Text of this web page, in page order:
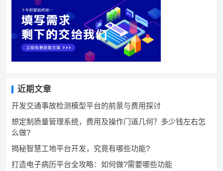
近期文章
开发交通事故检测模型平台的前景与费用探讨
想定制质量管理系统，费用及操作门道几何？多少钱左右怎
么做?
揭秘智慧工地平台开发，究竟有哪些功能?
打造电子病历平台全攻略：如何做?需要哪些功能